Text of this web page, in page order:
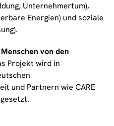
Unternehmertum),
Energien) und soziale
von den
Projekt wird in
und Partnern wie CARE